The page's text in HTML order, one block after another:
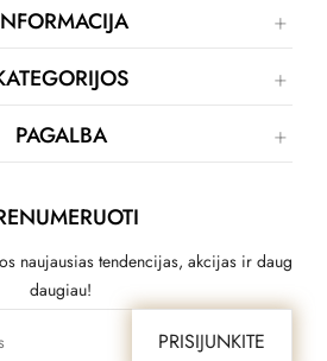
PAGALBA
naujausias tendencijas, akcijas ir daug
daugiau!
PRISIJUNKITE